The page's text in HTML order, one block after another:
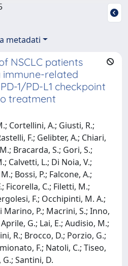
metadati
NSCLC patients
immune-related
1/PD-L1 checkpoint
treatment
Cortellini, A.; Giusti, R.;
F.; Gelibter, A.; Chiari,
Bracarda, S.; Gori, S.;
Calvetti, L.; Di Noia, V.;
Bossi, P.; Falcone, A.;
Ficorella, C.; Filetti, M.;
F.; Occhipinti, M. A.;
Marino, P.; Macrini, S.; Inno,
G.; Lai, E.; Audisio, M.;
R.; Brocco, D.; Porzio, G.;
F.; Natoli, C.; Tiseo,
Santini, D.